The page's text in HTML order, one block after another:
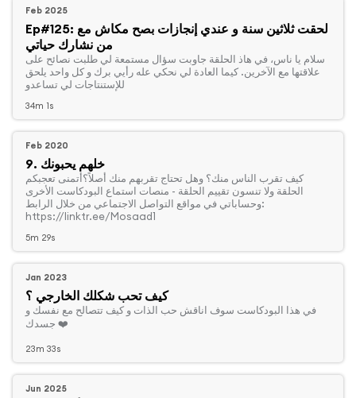
Feb 2025
Ep#125: لحقت ثلاثين سنة و عندي إنجازات بصح مكاش مع
من نشارك حياتي
‏سلام يا ناس، في هاذ الحلقة جاوبت سؤال مستمعة لي طلبت نصائح على
علاقتها مع الآخرين. كيما العادة لي نحكي عله رأيي برك و كل واحد يلحق
للإستنتاجات لي تساعدو
34m 1s
Feb 2020
9. خلهم يحبونك
‏كيف تقرب الناس منك؟ وهل تحتاج تقربهم منك أصلاً؟أتمنى تعجبكم
الحلقة ولا تنسون تقييم الحلقة - منصات استماع البودكاست الأخرى
وحساباتي في مواقع التواصل الاجتماعي من خلال الرابط:
https://linktr.ee/Mosaad1
5m 29s
Jan 2023
كيف تحب شكلك الخارجي ؟
‏في هذا البودكاست سوف اناقش حب الذات و كيف تتصالح مع نفسك و
جسدك ❤️ ‎
23m 33s
Jun 2025